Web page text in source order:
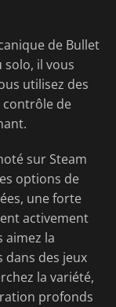
de Bullet
solo, il vous
utilisez des
contrôle de
sur Steam
options de
une forte
activement
aimez la
des jeux
la variété,
profonds